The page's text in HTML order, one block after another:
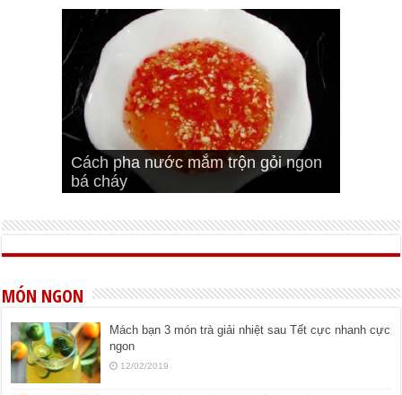
Cách pha nước mắm trộn gỏi ngon
bá cháy
Bí quyết để chiên đậu hũ giòn ngon
Cách ướp sườn non nướng ngon
đúng vị
Cách ướp thịt heo chiên ngon mềm
Bật mí cách ướp sườn cơm tấm
ngon
MÓN NGON
Mách bạn 3 món trà giải nhiệt sau Tết cực nhanh cực
ngon
12/02/2019